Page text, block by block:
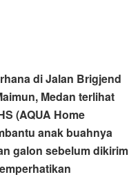
di Jalan Brigjend
Medan terlihat
(AQUA Home
anak buahnya
galon sebelum dikirim